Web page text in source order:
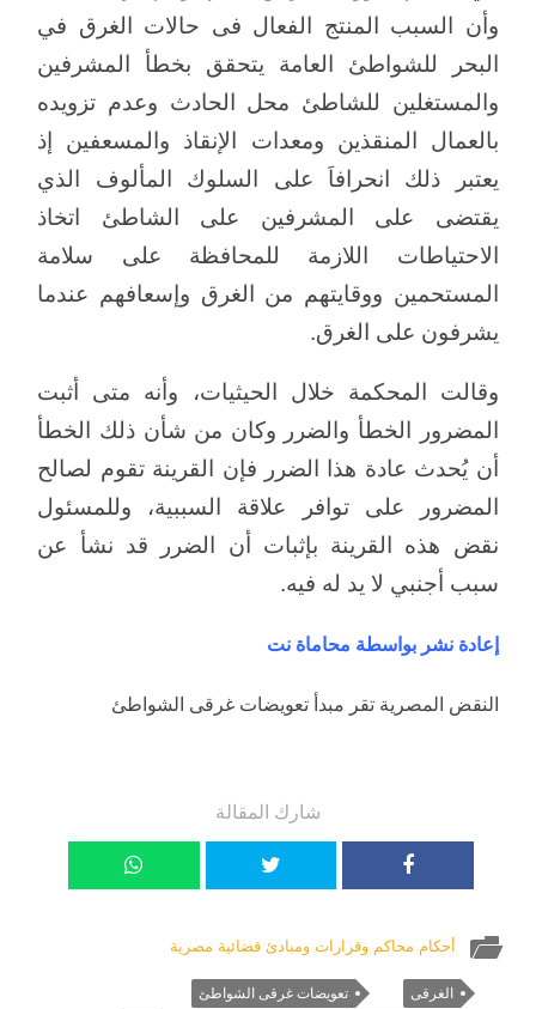
وأن السبب المنتج الفعال فى حالات الغرق في
البحر للشواطئ العامة يتحقق بخطأ المشرفين
والمستغلين للشاطئ محل الحادث وعدم تزويده
بالعمال المنقذين ومعدات الإنقاذ والمسعفين إذ
يعتبر ذلك انحرافاَ على السلوك المألوف الذي
يقتضى على المشرفين على الشاطئ اتخاذ
الاحتياطات اللازمة للمحافظة على سلامة
المستحمين ووقايتهم من الغرق وإسعافهم عندما
يشرفون على الغرق.
وقالت المحكمة خلال الحيثيات، وأنه متى أثبت
المضرور الخطأ والضرر وكان من شأن ذلك الخطأ
أن يُحدث عادة هذا الضرر فإن القرينة تقوم لصالح
المضرور على توافر علاقة السببية، وللمسئول
نقض هذه القرينة بإثبات أن الضرر قد نشأ عن
سبب أجنبي لا يد له فيه.
إعادة نشر بواسطة محاماة نت
النقض المصرية تقر مبدأ تعويضات غرقى الشواطئ
شارك المقالة
أحكام محاكم وقرارات ومبادئ قضائية مصرية
الغرقى تعويضات غرقى الشواطئ